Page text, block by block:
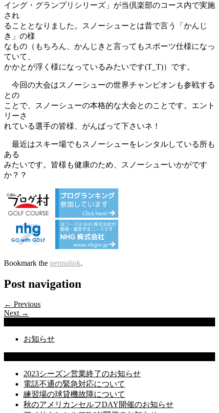
イング・グランプリシリーズ」が当倶楽部のコース内で実施
され
ることとなりました。スノーシューとは昔で言う「かんじ
き」の様
なもの（もちろん、かんじきと言ってもスポーツ仕様になっ
ていて、
かかとが浮く様になっているみたいです(T_T)）です。
今回の大会はスノーシューの世界チャンピオンも参戦する
との
ことで、スノーシューの本格的な大会とのことです。エント
リーさ
れている選手の皆様、がんばって下さいネ！
最近はスキー場でもスノーシューをレンタルしている所も
ある
みたいです。皆様も健康のため、スノーシューいかがです
か？？
Bookmark the permalink.
Post navigation
← Previous
Next →
お知らせ
2023シーズン営業終了のお知らせ
電話不通の緊急対応について
練習場の球貸機故障について
秋のアメリカンセルフDAY開催のお知らせ